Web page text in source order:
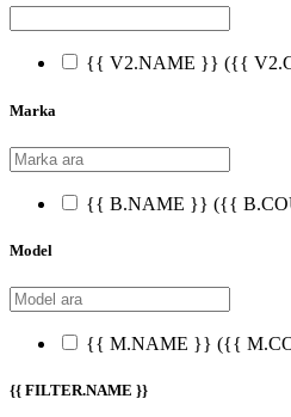
{{ V2.NAME }} ({{
Marka
{{ B.NAME }} ({{
Model
{{ M.NAME }} ({{
{{ FILTER.NAME }}